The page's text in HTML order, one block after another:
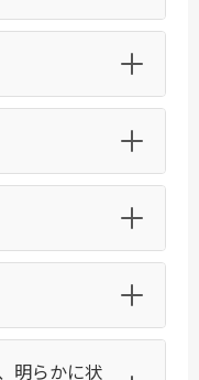
明らかに状